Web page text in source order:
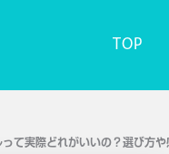
TOP
て実際どれがいいの？選び方や